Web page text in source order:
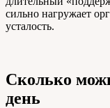
сильно нагружает
усталость.
Сколько
день